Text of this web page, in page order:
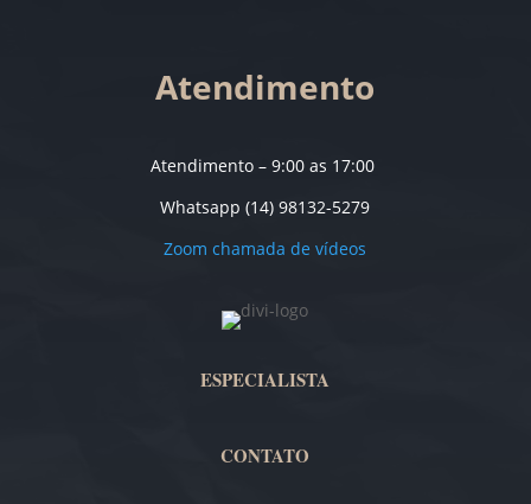
Atendimento
Atendimento – 9:00 as 17:00
Whatsapp (14) 98132-5279
Zoom chamada de vídeos
ESPECIALISTA
CONTATO